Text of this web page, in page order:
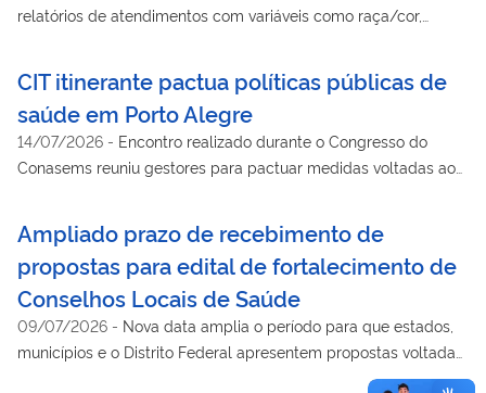
relatórios de atendimentos com variáveis como raça/cor,
deficiência
CIT itinerante pactua políticas públicas de
saúde em Porto Alegre
14/07/2026 - Encontro realizado durante o Congresso do
Conasems reuniu gestores para pactuar medidas voltadas ao
Ampliado prazo de recebimento de
propostas para edital de fortalecimento de
Conselhos Locais de Saúde
09/07/2026 - Nova data amplia o período para que estados,
municípios e o Distrito Federal apresentem propostas voltadas
ao fortalecimento da participação e do controle social no SUS